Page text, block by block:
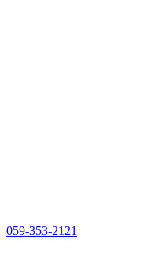
059-353-2121